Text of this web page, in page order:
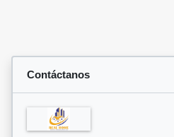
Contáctanos